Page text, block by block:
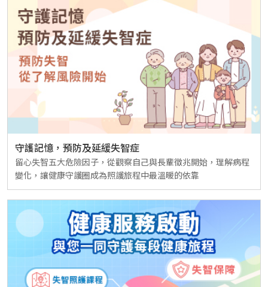
守護記憶，預防及延緩失智症
留心失智五大危險因子，從觀察自己與長輩徵兆開始，理解病程
變化，讓健康守護圈成為照護旅程中最溫暖的依靠